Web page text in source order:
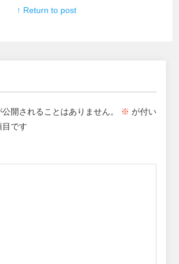
↑ Return to post
開されることはありません。 ※ が付い
目です